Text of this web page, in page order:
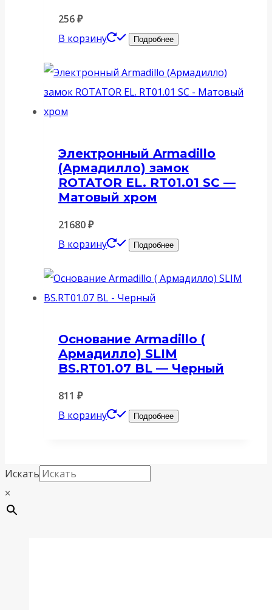
256₽
В корзину
Подробнее
Электронный Armadillo
(Армадилло) замок
ROTATOR EL. RT01.01 SC —
Матовый хром
21680₽
В корзину
Подробнее
Основание Armadillo (
Армадилло) SLIM
BS.RT01.07 BL — Черный
811 ₽
В корзину
Подробнее
Искать
×